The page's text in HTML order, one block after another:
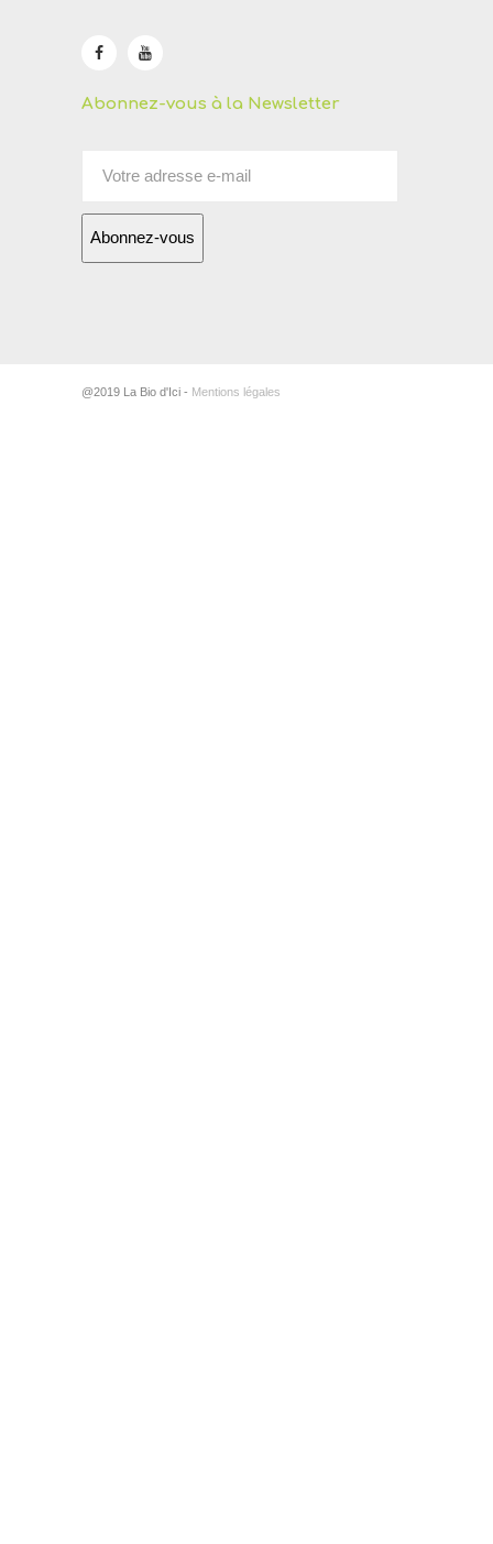
Abonnez-vous à la Newsletter
@2019 La Bio d'Ici - Mentions légales